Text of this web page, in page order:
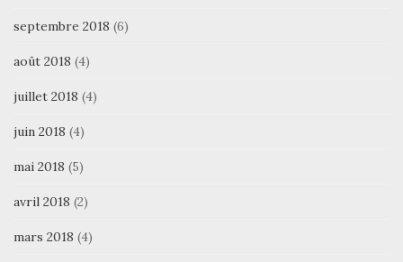
septembre 2018 (6)
août 2018 (4)
juillet 2018 (4)
juin 2018 (4)
mai 2018 (5)
avril 2018 (2)
mars 2018 (4)